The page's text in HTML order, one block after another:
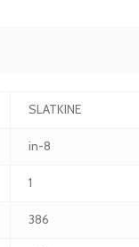
SLATKINE
in-8
1
386